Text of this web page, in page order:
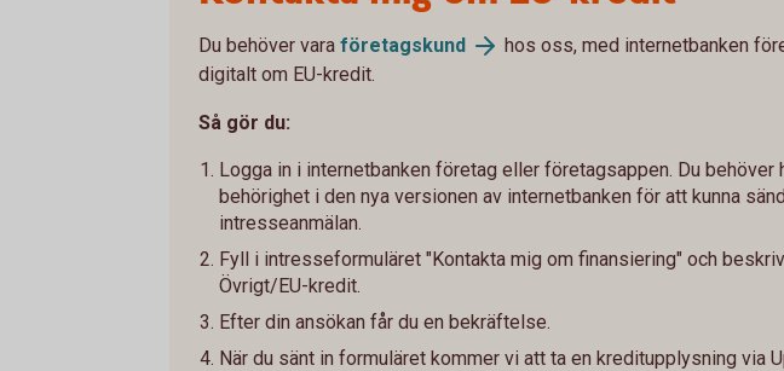
Du behöver vara företagskund
hos oss, med internetbanken
digitalt om EU-kredit.
Så gör du:
Logga in i internetbanken företag eller företagsappen. Du behöver
behörighet i den nya versionen av internetbanken för att kunna
intresseanmälan.
Fyll i intresseformuläret "Kontakta mig om finansiering" och
Övrigt/EU-kredit.
Efter din ansökan får du en bekräftelse.
När du sänt in formuläret kommer vi att ta en kreditupplysning via